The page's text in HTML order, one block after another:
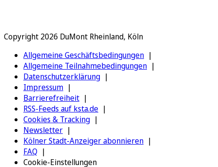
Copyright 2026 DuMont Rheinland, Köln
Allgemeine Geschäftsbedingungen
Allgemeine Teilnahmebedingungen
Datenschutzerklärung
Impressum
Barrierefreiheit
RSS-Feeds auf ksta.de
Cookies & Tracking
Newsletter
Kölner Stadt-Anzeiger abonnieren
FAQ
Cookie-Einstellungen